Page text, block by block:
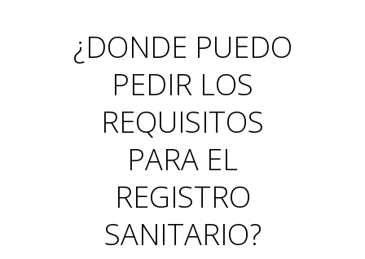
¿DONDE PUEDO
PEDIR LOS
REQUISITOS
PARA EL
REGISTRO
SANITARIO?